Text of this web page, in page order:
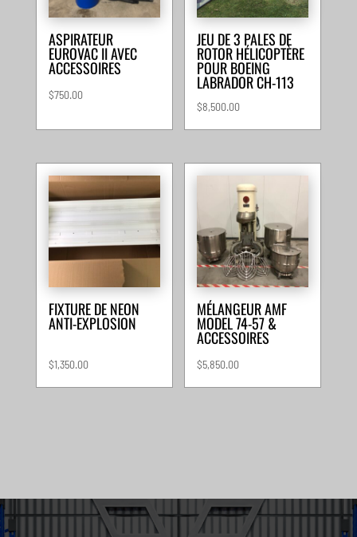
ASPIRATEUR
EUROVAC II AVEC
ACCESSOIRES
$750.00
JEU DE 3 PALES DE
ROTOR HÉLICOPTÈRE
POUR BOEING
LABRADOR CH-113
$8,500.00
FIXTURE DE NEON
ANTI-EXPLOSION
$1,350.00
MÉLANGEUR AMF
MODEL 74-57 &
ACCESSOIRES
$5,850.00